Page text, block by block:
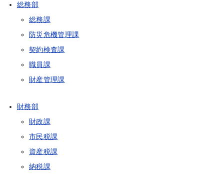
総務部
総務課
防災危機管理課
契約検査課
職員課
財産管理課
財務部
財政課
市民税課
資産税課
納税課